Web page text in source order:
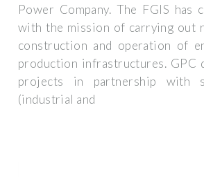
Power Company. The FGIS has
with the mission of carrying out
construction and operation of
production infrastructures. GPC
projects in partnership with
(industrial and